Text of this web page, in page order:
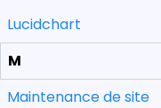
Lucidchart
M
Maintenance de site